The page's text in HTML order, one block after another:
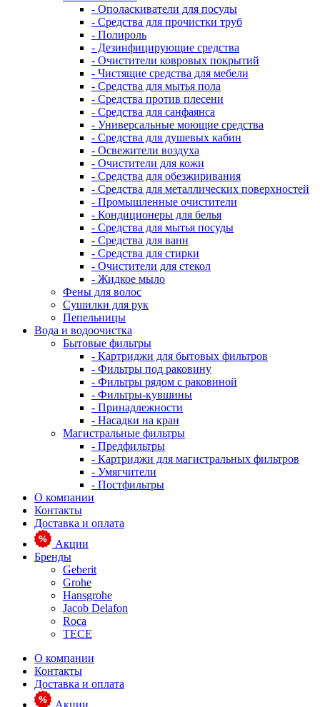
- Ополаскиватели для посуды
- Средства для прочистки труб
- Полироль
- Дезинфицирующие средства
- Очистители ковровых покрытий
- Чистящие средства для мебели
- Средства для мытья пола
- Средства против плесени
- Средства для санфаянса
- Универсальные моющие средства
- Средства для душевых кабин
- Освежители воздуха
- Очистители для кожи
- Средства для обезжиривания
- Средства для металлических поверхностей
- Промышленные очистители
- Кондиционеры для белья
- Средства для мытья посуды
- Средства для ванн
- Средства для стирки
- Очистители для стекол
- Жидкое мыло
Фены для волос
Сушилки для рук
Пепельницы
Вода и водоочистка
Бытовые фильтры
- Картриджи для бытовых фильтров
- Фильтры под раковину
- Фильтры рядом с раковиной
- Фильтры-кувшины
- Принадлежности
- Насадки на кран
Магистральные фильтры
- Предфильтры
- Картриджи для магистральных фильтров
- Умягчители
- Постфильтры
О компании
Контакты
Доставка и оплата
Акции
Бренды
Geberit
Grohe
Hansgrohe
Jacob Delafon
Roca
TECE
О компании
Контакты
Доставка и оплата
Акции